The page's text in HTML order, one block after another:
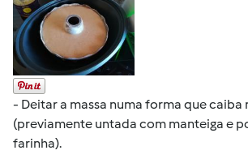
- Deitar a massa numa forma que caiba
(previamente untada com manteiga e
farinha).